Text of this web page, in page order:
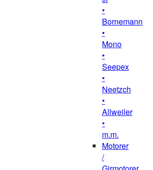
•
Bornemann
•
Mono
•
Seepex
•
Neetzch
•
Allweiler
•
m.m.
Motorer
/